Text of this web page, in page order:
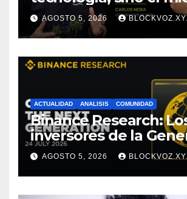
entenderla
AGOSTO 5, 2026
ACTUALIDAD ANALISIS COMUNIDAD
Binance Research:
inversores de la
empiezan más
muestran mayor
financiera
AGOSTO 5, 2026